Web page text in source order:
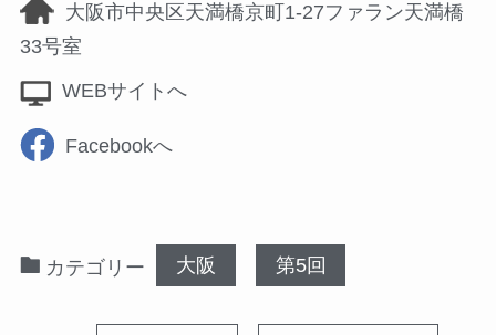
大阪市中央区天満橋京町1-27ファラン天満橋
33号室
WEBサイトへ
Facebookへ
カテゴリー 大阪 第5回